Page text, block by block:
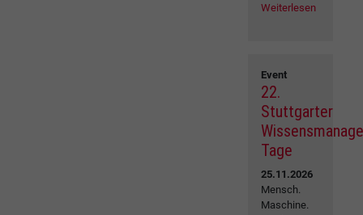
Weiterlesen
Event
22.
Stuttgarter
Tage
25.11.2026
Mensch.
Maschine.